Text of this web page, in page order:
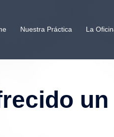
Nuestra Práctica La